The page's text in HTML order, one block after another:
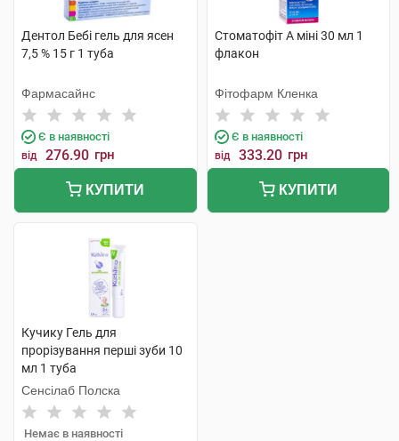
Дентол Бебі гель для ясен
7,5 % 15 г 1 туба
Фармасайнс
Є в наявності
від 276.90 грн
КУПИТИ
Стоматофіт А міні 30 мл 1
флакон
Фітофарм Кленка
Є в наявності
від 333.20 грн
КУПИТИ
Кучику Гель для
прорізування перші зуби 10
мл 1 туба
Сенсілаб Полска
Немає в наявності